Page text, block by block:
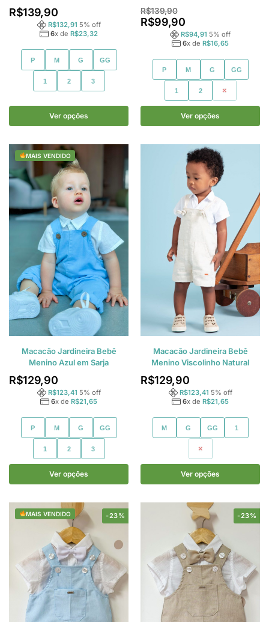
R$139,90
R$132,91 5% off
6x de R$23,32
P M G GG
1 2 3
Ver opções
R$139,90
R$99,90
R$94,91 5% off
6x de R$16,65
P M G GG
1 2 3
Ver opções
MAIS VENDIDO
Macacão Jardineira Bebê
Menino Azul em Sarja
R$129,90
R$123,41 5% off
6x de R$21,65
P M G GG
1 2 3
Ver opções
Macacão Jardineira Bebê
Menino Viscolinho Natural
R$129,90
R$123,41 5% off
6x de R$21,65
M G GG 1
2
Ver opções
-23%
MAIS VENDIDO -23%